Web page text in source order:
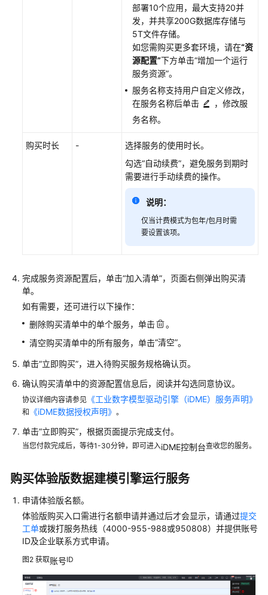
部署10个应用，最大支持20并
发，并共享200G数据库存储与
5T文件存储。
如您需购买更多套环境，请在“资
源配置”下方单击“增加一个运行
服务资源”。
服务名称支持用户自定义修改，
在服务名称后单击
，修改服
务名称。
购买时长 -
选择服务的使用时长。
勾选“自动续费”，避免服务到期时
需要进行手动续费的操作。
说明：
仅当计费模式为包年/包月时需
要设置该项。
完成服务资源配置后，单击“加入清单”，页面右侧弹出购买清
单。
如有需要，还可进行以下操作：
删除购买清单中的单个服务，单击
。
清空购买清单中的所有服务，单击“清空”。
单击“立即购买”，进入待购买服务规格确认页。
确认购买清单中的资源配置信息后，阅读并勾选同意协议。
协议详细内容请参见 《工业数字模型驱动引擎（iDME）服务声明》
和 《iDME数据授权声明》 。
单击“立即购买”，根据页面提示完成支付。
当您付款完成后，等待1-30分钟，即可进入iDME控制台查收您的服务。
购买体验版数据建模引擎运行服务
申请体验版名额。
体验版购买入口需进行名额申请并通过后才会显示，请通过提交
工单或拨打服务热线（4000-955-988或950808）并提供账号
ID及企业联系方式申请。
图2 获取账号ID